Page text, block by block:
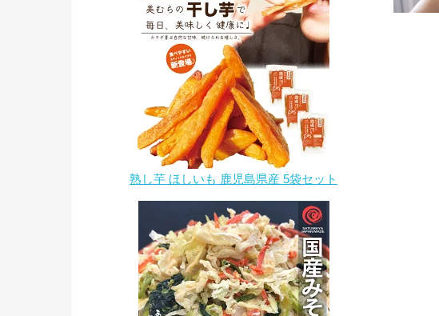
熟し芋 ほしいも 鹿児島県産 5袋セット